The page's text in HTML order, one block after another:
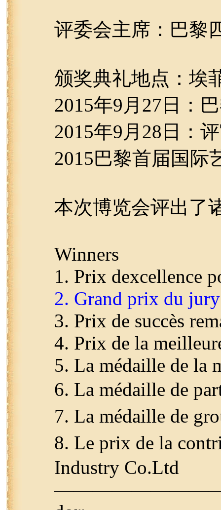
评委会主席：巴黎
颁奖典礼地点：埃
2015年9月27日：
2015年9月28日：
2015巴黎首届国际
本次博览会评出了
Winners
1. Prix dexcellence
2. Grand prix du
3. Prix de succès
4. Prix de la
5. La médaille de la
6. La médaille de
7. La médaille de
8. Le prix de la
Industry Co.Ltd